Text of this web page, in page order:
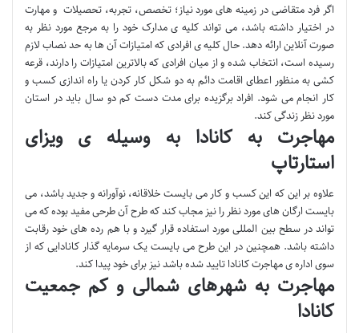
اگر فرد متقاضی در زمینه های مورد نیاز؛ تخصص، تجربه، تحصیلات و مهارت
در اختیار داشته باشد، می تواند کلیه ی مدارک خود را به مرجع مورد نظر به
صورت آنلاین ارائه دهد. حال کلیه ی افرادی که امتیازات آن ها به حد نصاب لازم
رسیده است، انتخاب شده و از میان افرادی که بالاترین امتیازات را دارند، قرعه
کشی به منظور اعطای اقامت دائم به دو شکل کار کردن یا راه اندازی کسب و
کار انجام می شود. افراد برگزیده برای مدت دست کم دو سال باید در استان
مورد نظر زندگی کند.
مهاجرت به کانادا به وسیله ی ویزای
استارتاپ
علاوه بر این که این کسب و کار می بایست خلاقانه، نوآورانه و جدید باشد، می
بایست ارگان های مورد نظر را نیز مجاب کند که طرح آن طرحی مفید بوده که می
تواند در سطح بین المللی مورد استفاده قرار گیرد و با هم رده های خود رقابت
داشته باشد. همچنین در این طرح می بایست یک سرمایه گذار کانادایی که از
سوی اداره ی مهاجرت کانادا تایید شده باشد نیز برای خود پیدا کند.
مهاجرت به شهرهای شمالی و کم جمعیت
کانادا